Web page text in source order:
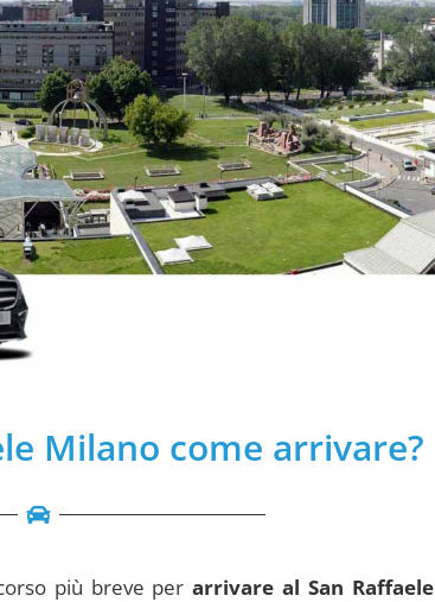
Milano come arrivare?
più breve perarrivare al San Raffaele